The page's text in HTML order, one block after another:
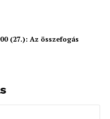
(27.): Az összefogás